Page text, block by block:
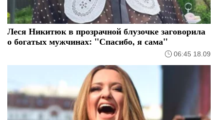
Леся Никитюк в прозрачной блузочке заговорила
о богатых мужчинах: "Спасибо, я сама"
06:45 18.09